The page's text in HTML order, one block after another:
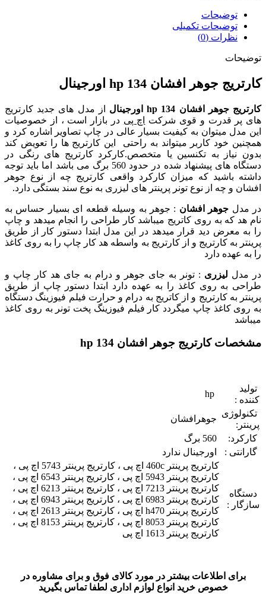
توضیحات
توضیحات تکمیلی
نظرات (0)
توضیحات
کارتریج جوهر افشان 134 hp اورجینال
کارتریج جوهر افشان 134 hp اورجینال
از مدل های جدید کارتریج
های پر قدرت و قوی شرکت اچ پی در بازار است ، از خصوصیات
این مدل میتوان به کیفیت بسیار عالی در چاپ تصاویر اشاره کرد و
همچنین خود کاربر میتواند به راحتی این کارتریج ها را تعویض کند
بدون نیاز به تکنسین یا متخصص.کارکرد کارتریج های رنگی در
دستگاه های پیشنهاد شده در حدود 560 برگ می باشد اما باید توجه
داشته باشید که میزان کارکرد واقعی کارتریج چه از نوع جوهر
افشان و چه از نوع تونر پرینتر های لیزری به نوع سند بستگی دارد.
در مدل جوهر افشان : جوهر به وسیله قطعه ای بسیار حساس به
نام هد که به روی کاتریج میباشد کار طراحی را انجام میدهد و چاپ
را به معرض دید قرار میدهد در این مدل ابتدا دستور کار از طریق
پرینتر به کارتریج و از کارتریج به واسطه هد کار چاپ را به روی کاغذ
را به عهده دارد
در مدل لیزری : تونر به جای جوهر و درام به جای هد کار چاپ و
طراحی به روی کاغذ را به عهده دارد ابتدا دستور چاپ از طریق
پرینتر به کارتریج و از کاتریج به درام و حرارت فیلم فیوزینگ دستگاه
به روی کاغذ چاپ میگردد کار فیلم فیوزینگ پخت تونر به روی کاغذ
میباشد
مشخصات کارتریج جوهر افشان 134 hp
تولید
کننده :
تکنولوژی
پرینتر:
جوهرافشان
کارکرد:
گارانتی :
اورجینال ندارد
دستگاه
سازگار :
کارتریج پرینتر 460c اچ پی ، کارتریج پرینتر 5743 اچ پی ،
کارتریج پرینتر 5943 اچ پی ، کارتریج پرینتر 6543 اچ پی ،
کارتریج پرینتر 7213 اچ پی ، کارتریج پرینتر 6213 اچ پی ،
کارتریج پرینتر 6983 اچ پی ، کارتریج پرینتر 6943 اچ پی ،
کارتریج پرینتر h470 اچ پی ، کارتریج پرینتر 2613 اچ پی ،
کارتریج پرینتر 8053 اچ پی ، کارتریج پرینتر 8153 اچ پی ،
کارتریج پرینتر 1613 اچ پی
برای اطلاعات بیشتر در مورد کالای فوق و برای مشاوره در
خصوص خرید انواع لوازم اداری لطفا تماس بگیرید